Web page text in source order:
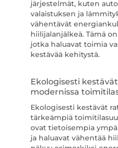
järjestelmät, kuten
valaistuksen ja
vähentävät
hiilijalanjälkeä. Tämä
jotka haluavat toimia
kestävää kehitystä.
Ekologisesti
modernissa
Ekologisesti kestävät
tärkeämpiä
ovat tietoisempia
ja haluavat vähentää